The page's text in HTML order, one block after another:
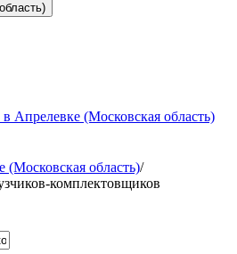
Апрелевке (Московская область)
(Московская область)/
комплектовщиков